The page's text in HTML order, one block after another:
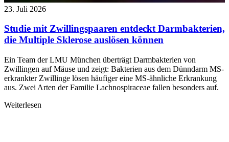
23. Juli 2026
Studie mit Zwillingspaaren entdeckt Darmbakterien,
die Multiple Sklerose auslösen können
Ein Team der LMU München überträgt Darmbakterien von
Zwillingen auf Mäuse und zeigt: Bakterien aus dem Dünndarm MS-
erkrankter Zwillinge lösen häufiger eine MS-ähnliche Erkrankung
aus. Zwei Arten der Familie Lachnospiraceae fallen besonders auf.
Weiterlesen